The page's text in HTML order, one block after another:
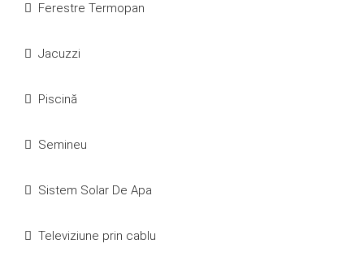
Ferestre Termopan
Jacuzzi
Piscină
Semineu
Sistem Solar De Apa
Televiziune prin cablu